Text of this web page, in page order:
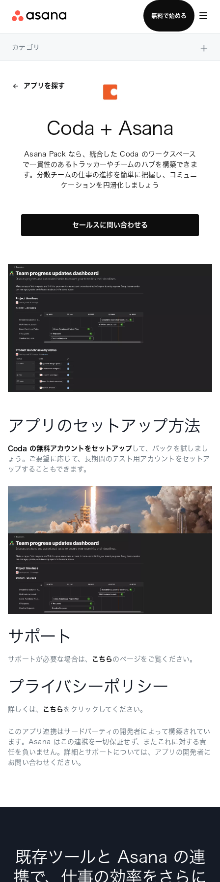
無料で始める
セールスチームに問い合わせる
カテゴリ ×
アプリを探す
Coda + Asana
Asana Pack なら、統合した Coda のワークスペース
で一貫性のあるトラッカーやチームのハブを構築できま
す。分散チームの仕事の進捗を簡単に把握し、コミュニ
ケーションを円滑化しましょう
セールスに問い合わせる
アプリのセットアップ方法
Coda の無料アカウントをセットアップ して、パックを試しまし
ょう。ご要望に応じて、長期間のテスト用アカウントをセットア
ップすることもできます。
サポート
サポートが必要な場合は、 こちら のページをご覧ください。
プライバシーポリシー
詳しくは、 こちら をクリックしてください。
このアプリ連携はサードパーティの開発者によって構築されてい
ます。Asana はこの連携を一切保証せず、またこれに対する責
任を負いません。詳細とサポートについては、アプリの開発者に
お問い合わせください。
既存ツールと Asana の連
携で、仕事の効率をさらに